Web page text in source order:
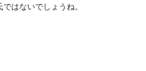
はないでしょうね。